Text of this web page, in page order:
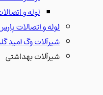
لوله و اتصالات
لوله و اتصالات پارس
شیرآلات وگ امید گلستان
شیرآلات بهداشتی